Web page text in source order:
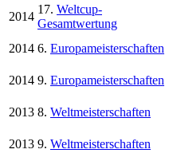
2014
17. Weltcup-
Gesamtwertung
2014 6. Europameisterschaften
2014 9. Europameisterschaften
2013 8. Weltmeisterschaften
2013 9. Weltmeisterschaften